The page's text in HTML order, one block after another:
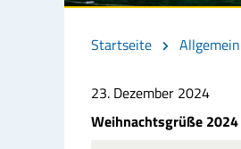
Startseite Allgemein
23. Dezember 2024
Weihnachtsgrüße 2024